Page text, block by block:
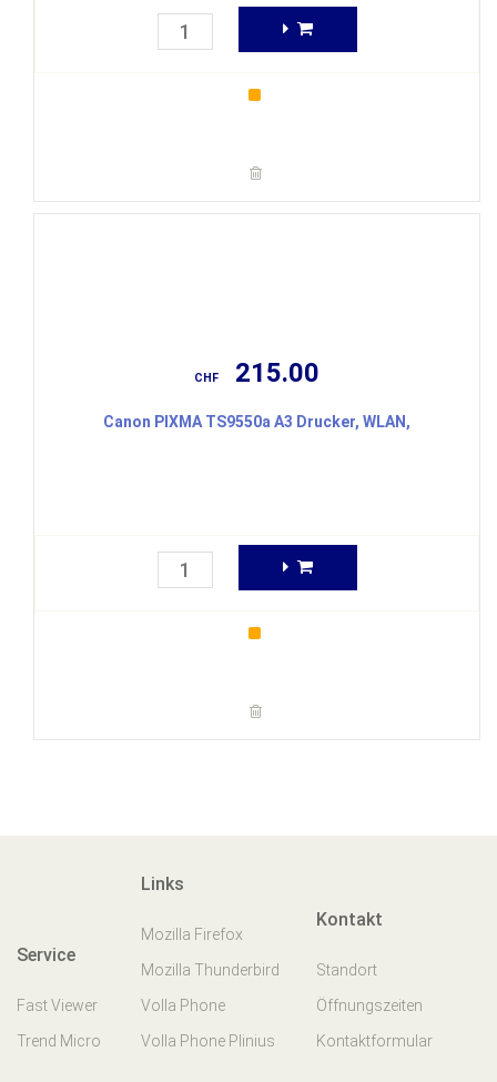
CHF 215.00
Canon PIXMA TS9550a A3 Drucker, WLAN,
Service
Fast Viewer
Trend Micro
Links
Mozilla Firefox
Mozilla Thunderbird
Volla Phone
Volla Phone Plinius
Kontakt
Standort
Öffnungszeiten
Kontaktformular